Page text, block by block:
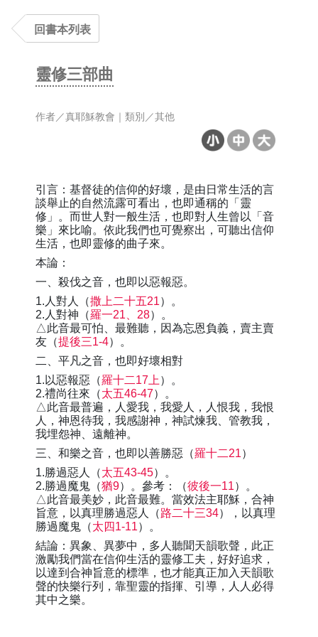
回書本列表
靈修三部曲
作者／真耶穌教會｜類別／其他
引言：基督徒的信仰的好壞，是由日常生活的言
談舉止的自然流露可看出，也即通稱的「靈
修」。而世人對一般生活，也即對人生曾以「音
樂」來比喻。依此我們也可覺察出，可聽出信仰
生活，也即靈修的曲子來。
本論：
一、殺伐之音，也即以惡報惡。
1.人對人（撒上二十五21）。
2.人對神（羅一21、28）。
△此音最可怕、最難聽，因為忘恩負義，賣主賣
友（提後三1-4）。
二、平凡之音，也即好壞相對
1.以惡報惡（羅十二17上 ）。
2.禮尚往來（太五46-47）。
△此音最普遍，人愛我，我愛人，人恨我，我恨
人，神恩待我，我感謝神，神試煉我、管教我，
我埋怨神、遠離神。
三、和樂之音，也即以善勝惡（羅十二21）
1.勝過惡人（太五43-45）。
2.勝過魔鬼（猶9）。參考：（彼後一11）。
△此音最美妙，此音最難。當效法主耶穌，合神
旨意，以真理勝過惡人（路二十三34），以真理
勝過魔鬼（太四1-11）。
結論：異象、異夢中，多人聽聞天韻歌聲，此正
激勵我們當在信仰生活的靈修工夫，好好追求，
以達到合神旨意的標準，也才能真正加入天韻歌
聲的快樂行列，靠聖靈的指揮、引導，人人必得
其中之樂。